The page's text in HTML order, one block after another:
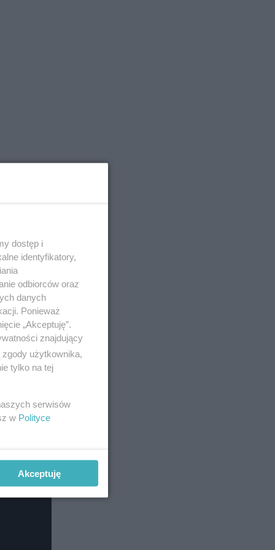
na
dostęp i
identyfikatory,
odbiorców oraz
danych
Ponieważ
„Akceptuję”.
znajdujący
użytkownika,
tylko na tej
serwisów
w Polityce
Akceptuję